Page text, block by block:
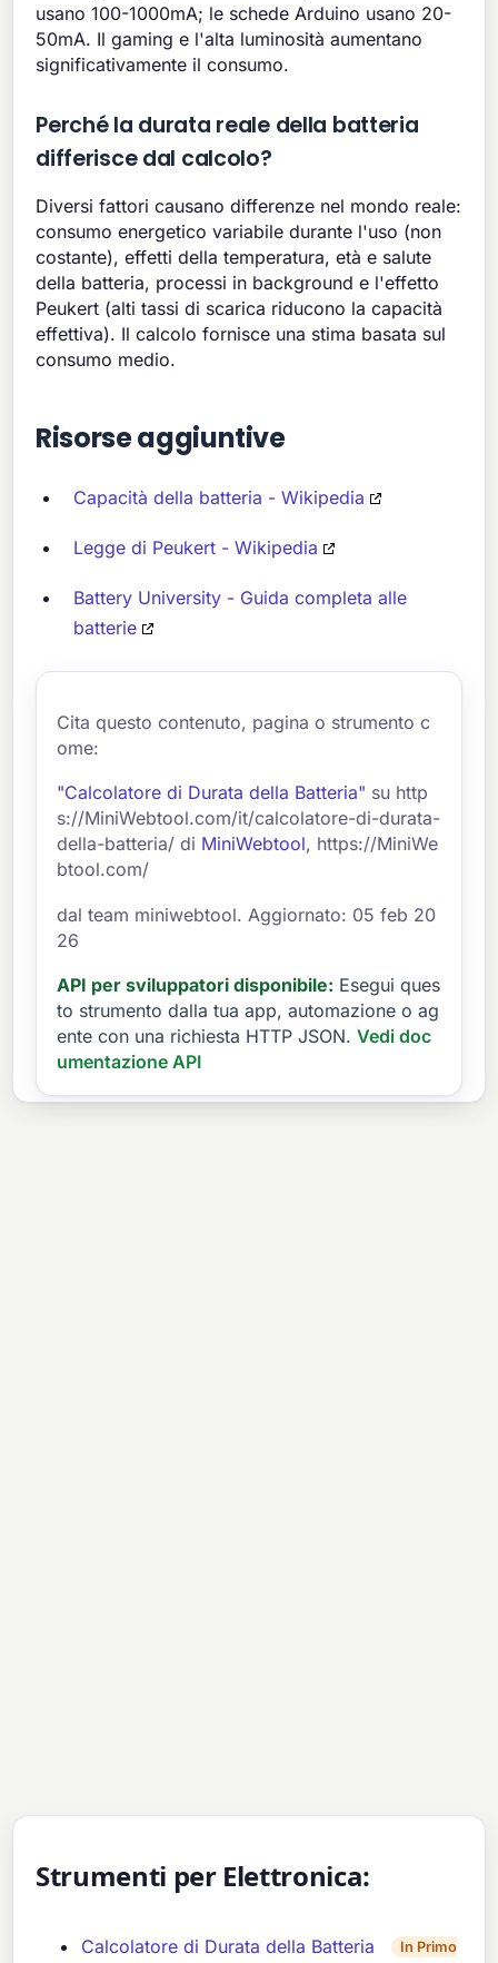
usano 100-1000mA; le schede Arduino usano 20-
50mA. Il gaming e l'alta luminosità aumentano
significativamente il consumo.
Perché la durata reale della batteria
differisce dal calcolo?
Diversi fattori causano differenze nel mondo reale:
consumo energetico variabile durante l'uso (non
costante), effetti della temperatura, età e salute
della batteria, processi in background e l'effetto
Peukert (alti tassi di scarica riducono la capacità
effettiva). Il calcolo fornisce una stima basata sul
consumo medio.
Risorse aggiuntive
Capacità della batteria - Wikipedia
Legge di Peukert - Wikipedia
Battery University - Guida completa alle
batterie
Cita questo contenuto, pagina o strumento c
ome:
"Calcolatore di Durata della Batteria" su http
s://MiniWebtool.com/it/calcolatore-di-durata-
della-batteria/ di MiniWebtool, https://MiniWe
btool.com/
dal team miniwebtool. Aggiornato: 05 feb 20
26
API per sviluppatori disponibile: Esegui ques
to strumento dalla tua app, automazione o ag
ente con una richiesta HTTP JSON. Vedi doc
umentazione API
Strumenti per Elettronica:
Calcolatore di Durata della Batteria In Primo